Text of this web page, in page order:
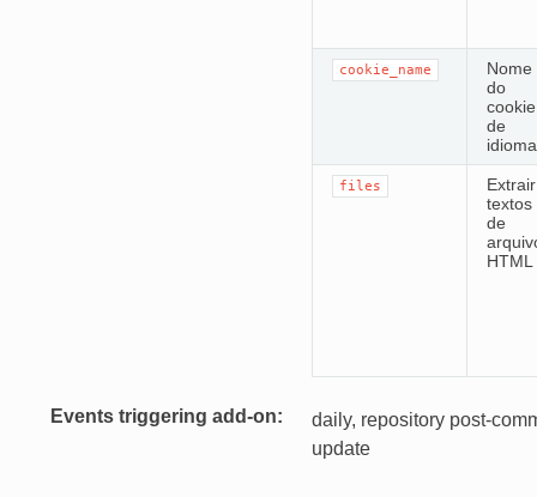
cookie_name
Nome
do
cookie
de
idioma
files
Extrair
textos
de
HTML
Events triggering add-on
daily, repository post-
update